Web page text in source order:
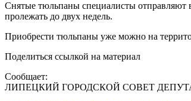
Снятые тюльпаны специалисты отправляют
пролежать до двух недель.
Приобрести тюльпаны уже можно на
Поделиться ссылкой на материал
Сообщает:
ЛИПЕЦКИЙ ГОРОДСКОЙ СОВЕТ